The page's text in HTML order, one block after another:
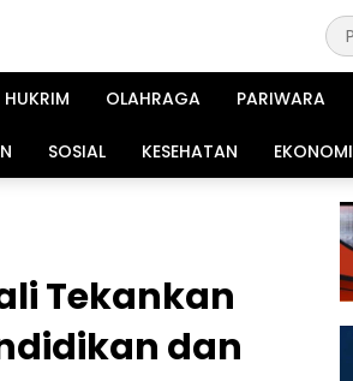
HUKRIM OLAHRAGA PARIWARA
SOSIAL KESEHATAN EKONOMI
Tekankan
dan